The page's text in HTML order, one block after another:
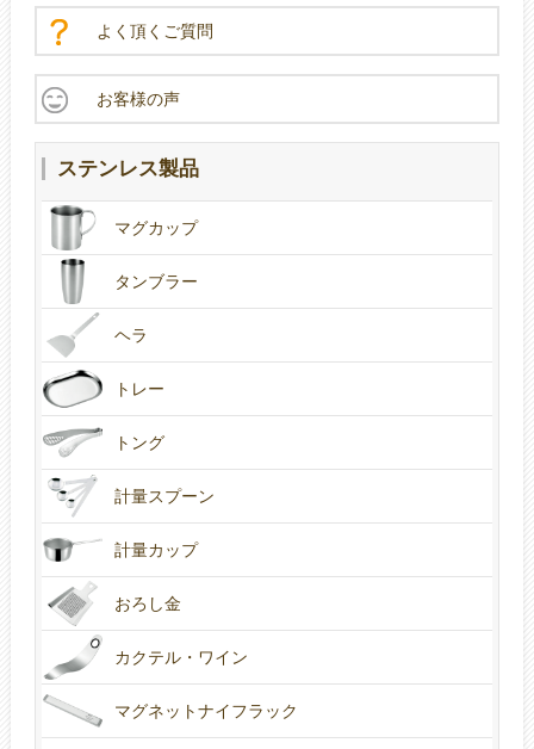
よく頂くご質問
お客様の声
ステンレス製品
マグカップ
タンブラー
ヘラ
トレー
トング
計量スプーン
計量カップ
おろし金
カクテル・ワイン
マグネットナイフラック